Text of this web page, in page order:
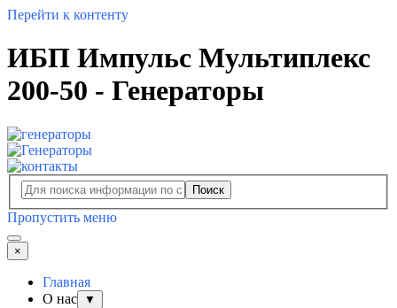
Перейти к контенту
ИБП Импульс Мультиплекс
200-50 - Генераторы
Поиск
Пропустить меню
×
Главная
О нас
▼